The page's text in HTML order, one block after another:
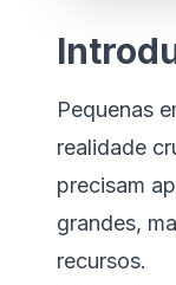
Pequenas
realidade
precisam
grandes,
recursos.